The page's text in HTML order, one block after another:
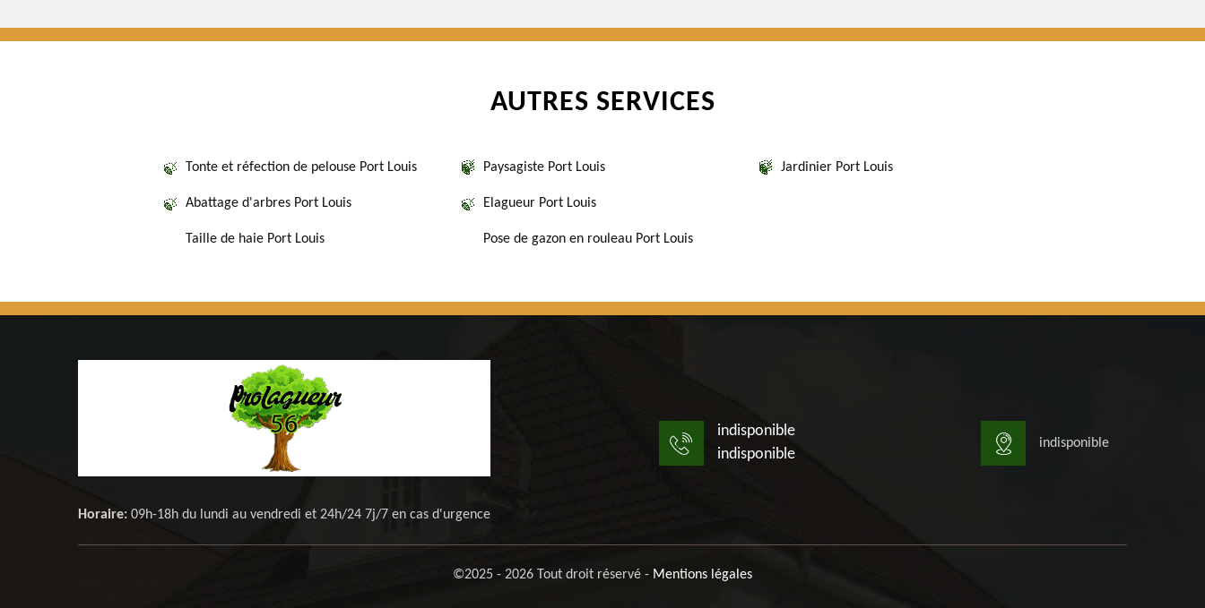
AUTRES SERVICES
Tonte et réfection de pelouse Port Louis
Abattage d'arbres Port Louis
Taille de haie Port Louis
Paysagiste Port Louis
Elagueur Port Louis
Pose de gazon en rouleau Port Louis
Jardinier Port Louis
Horaire: 09h-18h du lundi au vendredi et 24h/24 7j/7 en cas d'urgence
indisponible
indisponible
indisponible
©2025 - 2026 Tout droit réservé - Mentions légales